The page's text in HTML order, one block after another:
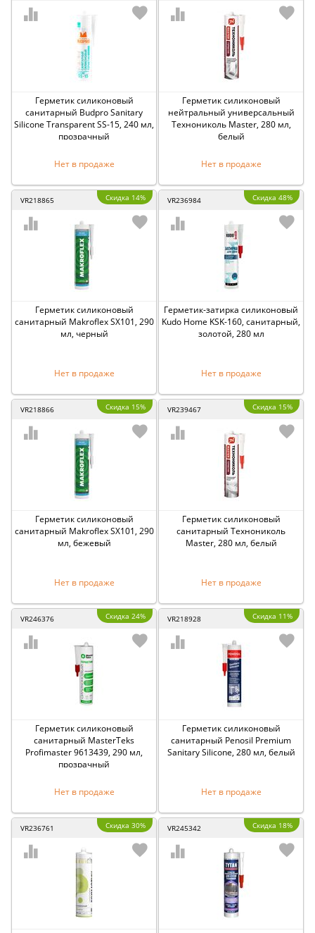
Герметик силиконовый
санитарный Budpro Sanitary
Silicone Transparent SS-15, 240 мл,
прозрачный
Нет в продаже
Герметик силиконовый
нейтральный универсальный
Технониколь Master, 280 мл,
белый
Нет в продаже
VR218865 Скидка 14%
Герметик силиконовый
санитарный Makroflex SX101, 290
мл, черный
Нет в продаже
VR236984 Скидка 48%
Герметик-затирка силиконовый
Kudo Home KSK-160, санитарный,
золотой, 280 мл
Нет в продаже
VR218866 Скидка 15%
Герметик силиконовый
санитарный Makroflex SX101, 290
мл, бежевый
Нет в продаже
VR239467 Скидка 15%
Герметик силиконовый
санитарный Технониколь
Master, 280 мл, белый
Нет в продаже
VR246376 Скидка 24%
Герметик силиконовый
санитарный MasterTeks
Profimaster 9613439, 290 мл,
прозрачный
Нет в продаже
VR218928 Скидка 11%
Герметик силиконовый
санитарный Penosil Premium
Sanitary Silicone, 280 мл, белый
Нет в продаже
VR236761 Скидка 30% VR245342 Скидка 18%